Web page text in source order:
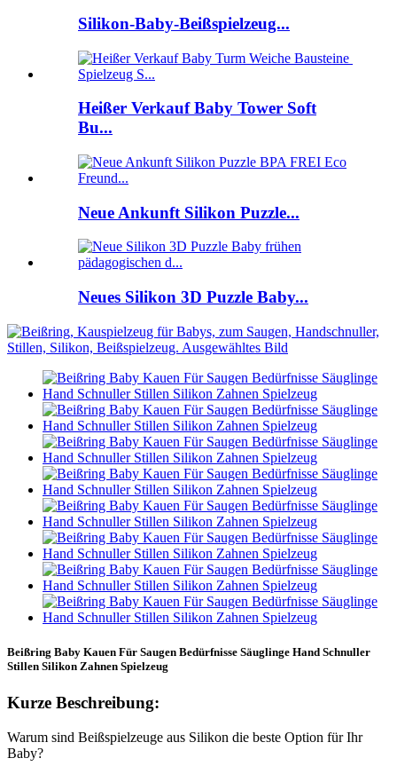
Silikon-Baby-Beißspielzeug...
Heißer Verkauf Baby Tower Soft
Bu...
Neue Ankunft Silikon Puzzle...
Neues Silikon 3D Puzzle Baby...
Beißring Baby Kauen Für Saugen Bedürfnisse Säuglinge Hand Schnuller
Stillen Silikon Zahnen Spielzeug
Kurze Beschreibung:
Warum sind Beißspielzeuge aus Silikon die beste Option für Ihr
Baby?